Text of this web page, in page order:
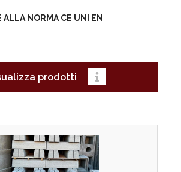
ALLA NORMA CE UNI EN
prodotti